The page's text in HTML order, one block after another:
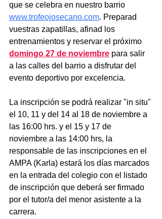
que se celebra en nuestro barrio
www.trofeojosecano.com. Preparad
vuestras zapatillas, afinad los
entrenamientos y reservar el próximo
domingo 27 de noviembre para salir
a las calles del barrio a disfrutar del
evento deportivo por excelencia.
La inscripción se podrá realizar "in situ"
el 10, 11 y del 14 al 18 de noviembre a
las 16:00 hrs. y el 15 y 17 de
noviembre a las 14:00 hrs, la
responsable de las inscripciones en el
AMPA (Karla) estará los días marcados
en la entrada del colegio con el listado
de inscripción que deberá ser firmado
por el tutor/a del menor asistente a la
carrera.